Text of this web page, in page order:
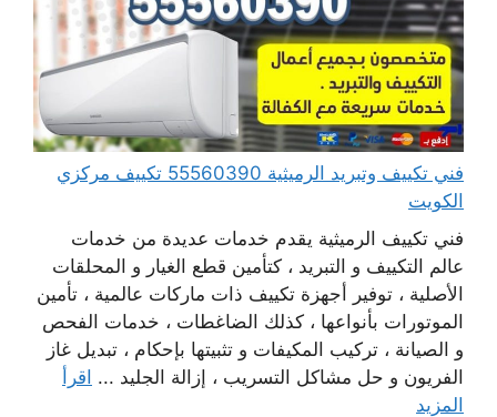
فني تكييف وتبريد الرميثية 55560390 تكييف مركزي
الكويت
فني تكييف الرميثية يقدم خدمات عديدة من خدمات
عالم التكييف و التبريد ، كتأمين قطع الغيار و المحلقات
الأصلية ، توفير أجهزة تكييف ذات ماركات عالمية ، تأمين
الموتورات بأنواعها ، كذلك الضاغطات ، خدمات الفحص
و الصيانة ، تركيب المكيفات و تثبيتها بإحكام ، تبديل غاز
الفريون و حل مشاكل التسريب ، إزالة الجليد ... اقرأ
المزيد